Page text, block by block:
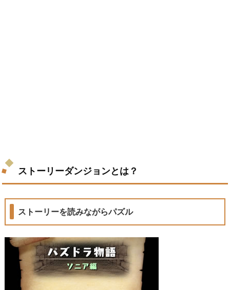
ストーリーダンジョンとは？
ストーリーを読みながらパズル